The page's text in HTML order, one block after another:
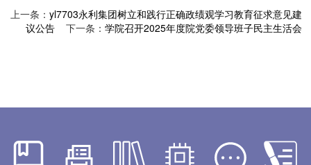
上一条： yl7703永利集团树立和践行正确政绩观学习教育征求意见建
议公告 下一条： 学院召开2025年度院党委领导班子民主生活会